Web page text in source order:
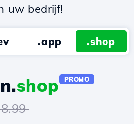
uw bedrijf!
.app .shop
shop PROMO